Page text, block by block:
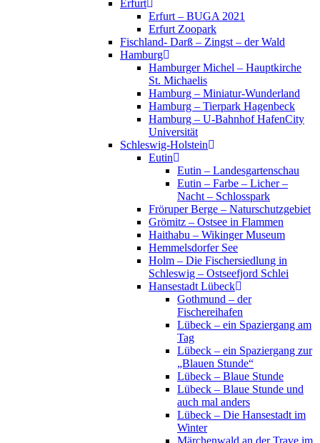
Erfurt
Erfurt – BUGA 2021
Erfurt Zoopark
Fischland- Darß – Zingst – der Wald
Hamburg
Hamburger Michel – Hauptkirche
St. Michaelis
Hamburg – Miniatur-Wunderland
Hamburg – Tierpark Hagenbeck
Hamburg – U-Bahnhof HafenCity
Universität
Schleswig-Holstein
Eutin
Eutin – Landesgartenschau
Eutin – Farbe – Licher –
Nacht – Schlosspark
Fröruper Berge – Naturschutzgebiet
Grömitz – Ostsee in Flammen
Haithabu – Wikinger Museum
Hemmelsdorfer See
Holm – Die Fischersiedlung in
Schleswig – Ostseefjord Schlei
Hansestadt Lübeck
Gothmund – der
Fischereihafen
Lübeck – ein Spaziergang am
Tag
Lübeck – ein Spaziergang zur
„Blauen Stunde“
Lübeck – Blaue Stunde
Lübeck – Blaue Stunde und
auch mal anders
Lübeck – Die Hansestadt im
Winter
Märchenwald an der Trave im